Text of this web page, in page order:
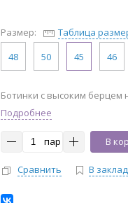
Размер: Таблица
48
50 45 46
Ботинки с высоким
Подробнее
пар В
Сравнить В